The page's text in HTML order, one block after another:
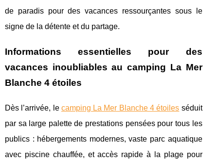
de paradis pour des vacances ressourçantes sous le
signe de la détente et du partage.
Informations essentielles pour des
vacances inoubliables au camping La Mer
Blanche 4 étoiles
Dès l’arrivée, le camping La Mer Blanche 4 étoiles séduit
par sa large palette de prestations pensées pour tous les
publics : hébergements modernes,vaste parc aquatique
avec piscine chauffée, et accès rapide à la plage pour